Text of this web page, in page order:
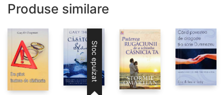
Produse similare
Stoc epuizat